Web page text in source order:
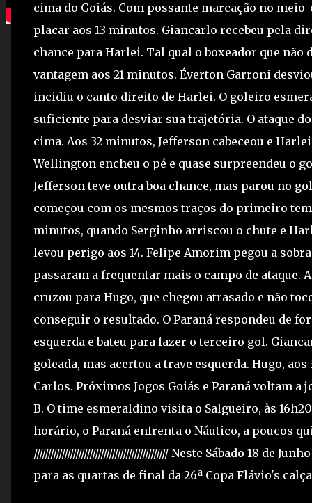
cima do Goiás. Com possante marcação no
placar aos 13 minutos. Giancarlo recebeu pela
chance para Harlei. Tal qual o boxeador que não
vantagem aos 21 minutos. Éverton Garroni
incidiu o canto direito de Harlei. O goleiro
suficiente para desviar sua trajetória. O ataque
cima. Aos 32 minutos, Jefferson cabeceou e
Wellington encheu o pé e quase surpreendeu o
Jefferson teve outra boa chance, mas parou no
começou com os mesmos traços do primeiro
minutos, quando Serginho arriscou o chute e
levou perigo aos 14. Felipe Amorim pegou a
passaram a frequentar mais o campo de ataque.
cruzou para Hugo, que chegou atrasado e não
conseguir o resultado. O Paraná respondeu de
esquerda e bateu para fazer o terceiro gol.
goleada, mas acertou a trave esquerda. Hugo,
Carlos. Próximos Jogos Goiás e Paraná voltam a
B. O time esmeraldino visita o Salgueiro, às
horário, o Paraná enfrenta o Náutico, a poucos
//////////////////////////////////////////////// Neste Sábado 18 de
para as quartas de final da 26ª Copa Flávio's